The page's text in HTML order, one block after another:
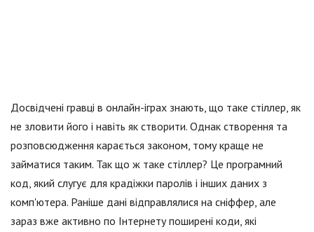
Досвідчені гравці в онлайн-іграх знають, що таке стіллер, як
не зловити його і навіть як створити. Однак створення та
розповсюдження карається законом, тому краще не
займатися таким. Так що ж таке стіллер? Це програмний
код, який слугує для крадіжки паролів і інших даних з
комп'ютера. Раніше дані відправлялися на сніффер, але
зараз вже активно по Інтернету поширені коди, які